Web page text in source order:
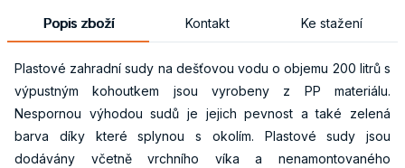
Popis zboží Kontakt Ke stažení
Plastové zahradní sudy na dešťovou vodu o objemu 200 litrů s
výpustným kohoutkem jsou vyrobeny z PP materiálu.
Nespornou výhodou sudů je jejich pevnost a také zelená
barva díky které splynou s okolím. Plastové sudy jsou
dodávány včetně vrchního víka a nenamontovaného